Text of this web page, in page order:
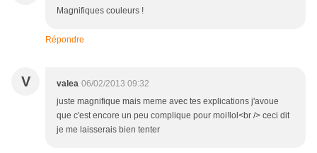
Magnifiques couleurs !
Répondre
V valea 06/02/2013 09:32
juste magnifique mais meme avec tes explications j'avoue
que c'est encore un peu complique pour moi!lol<br /> ceci dit
je me laisserais bien tenter